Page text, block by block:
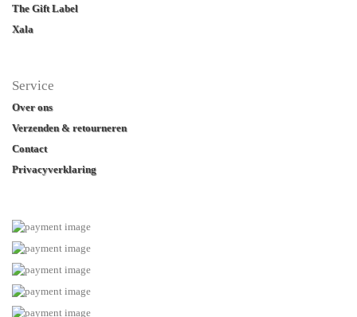
The Gift Label
Xala
Service
Over ons
Verzenden & retourneren
Contact
Privacyverklaring